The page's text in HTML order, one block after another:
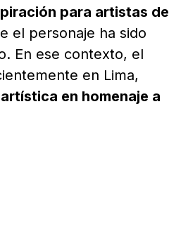
para artistas de
el personaje ha sido
En ese contexto, el
en Lima,
en homenaje a